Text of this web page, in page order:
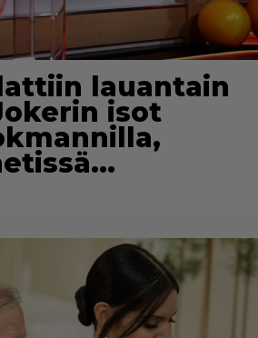
lauantain
isot